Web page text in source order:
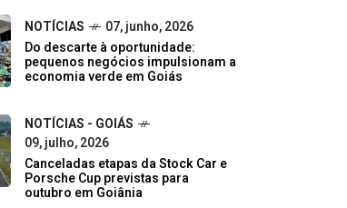
NOTÍCIAS
07, junho, 2026
Do descarte à oportunidade:
pequenos negócios impulsionam a
economia verde em Goiás
NOTÍCIAS - GOIÁS
09, julho, 2026
Canceladas etapas da Stock Car e
Porsche Cup previstas para
outubro em Goiânia